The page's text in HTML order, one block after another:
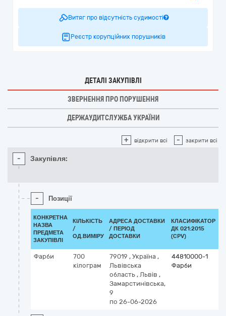
Витяг про відсутність судимості
Реєстр корупційних порушників
ДЕТАЛІ ЗАКУПІВЛІ
ЗВЕРНЕННЯ ПРО ПОРУШЕННЯ
ДЕРЖАУДИТСЛУЖБА УКРАЇНИ
+ відкрити всі - закрити всі
- Закупівля:
- Позиції
КОНКРЕТНА
НАЗВА
ПРЕДМЕТА
ЗАКУПІВЛІ
КІЛЬКІСТЬ
/
ОД.ВИМІРУ
АДРЕСА ДОСТАВКИ
/ ПЕРІОД
ДОСТАВКИ
КЛАСИФІКАТОР
ДК 021:2015
(CPV)
Фарби
700
кілограм
79019 , Україна ,
Львівська
область , Львів ,
Замарстинівська,
9
по 26-06-2026
44810000-1
Фарби